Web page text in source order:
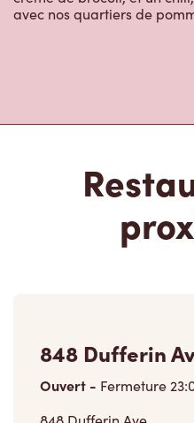
Ouvert-Fermeture
848 Dufferin Ave,
Wallaceburg, ON, N8A